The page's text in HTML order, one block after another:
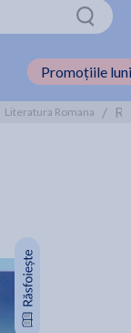
Promoțiile
Literatura Romana /